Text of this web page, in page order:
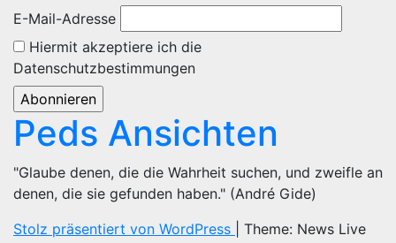
E-Mail-Adresse
Hiermit akzeptiere ich die
Datenschutzbestimmungen
Peds Ansichten
"Glaube denen, die die Wahrheit suchen, und zweifle an
denen, die sie gefunden haben." (André Gide)
Stolz präsentiert von WordPress
Theme: News Live